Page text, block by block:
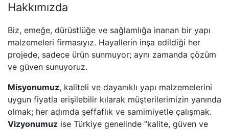
Hakkımızda
Biz, emeğe, dürüstlüğe ve sağlamlığa inanan bir yapı
malzemeleri firmasıyız. Hayallerin inşa edildiği her
projede, sadece ürün sunmuyor; aynı zamanda çözüm
ve güven sunuyoruz.
Misyonumuz, kaliteli ve dayanıklı yapı malzemelerini
uygun fiyatla erişilebilir kılarak müşterilerimizin yanında
olmak; her adımda şeffaflık ve samimiyetle çalışmak.
Vizyonumuz ise Türkiye genelinde “kalite, güven ve